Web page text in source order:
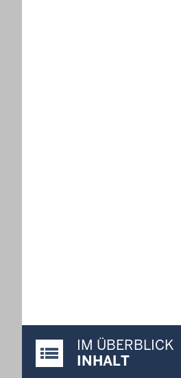
Justiz-Portal im Überblick:
IM ÜBERBLICK
INHALT